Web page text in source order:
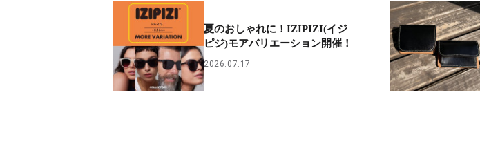
夏のおしゃれに！IZIPIZI(イジ
ピジ)モアバリエーション開催！
2026.07.17